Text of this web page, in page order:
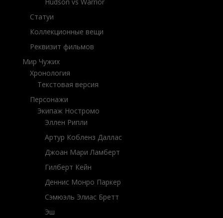
Статуи
Коллекционные вещи
Реквизит фильмов
Мир Чужих
Хронология
Текстовая версия
Персонажи
Экипаж Ностромо
Эллен Рипли
Артур Кобленз Даллас
Джоан Мари Ламберт
Гилберт Кейн
Деннис Монро Паркер
Сэмюэль Элиас Бретт
Эш